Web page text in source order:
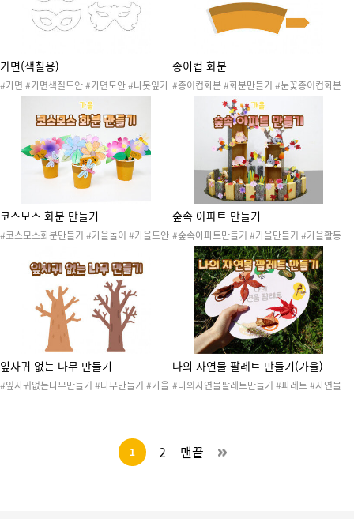
가면(색칠용)
#가면 #가면색칠도안 #가면도안 #나뭇잎가
면 #자연물가면 #가면만들기 #가면꾸미기 #
가면무도회 #무도회놀이 #가면축제 #가면놀
이 #자연놀이 #자연물놀이 #생태놀이 #콜라
주 #자연물가면 #산책놀이 #산책 #틈새놀이
#산책틈새놀이
종이컵 화분
#종이컵화분 #화분만들기 #눈꽃종이컵화분
#겨울 #겨울놀이 #겨울도안 #겨울활동 #겨
울꾸미기 #겨울환경판 #겨울게시판 #겨울작
품 #겨울작품만들기 #코스모스화분만들기 #
카네이션화분만들기 #딸기화분만들기 #종이
코스모스 화분 만들기
#코스모스화분만들기 #가을놀이 #가을도안
리기 #색칠놀이 #색칠활동 #색칠도안 #가을
만들기 #소근육발달놀이 #가을활동 #화분만
들기 #종이컵화분 #종이컵꽃만들기
숲속 아파트 만들기
#숲속아파트만들기 #가을만들기 #가을활동
#가을놀이 #가을열매 #가을전시회 #자연물
#미술활동 #협동활동 #색칠놀이 #색칠도안
#가을오리기 #숲속마을
잎사귀 없는 나무 만들기
#잎사귀없는나무만들기 #나무만들기 #가을
나의 자연물 팔레트 만들기(가을)
#나의자연물팔레트만들기 #파레트 #자연물
1 2 맨끝